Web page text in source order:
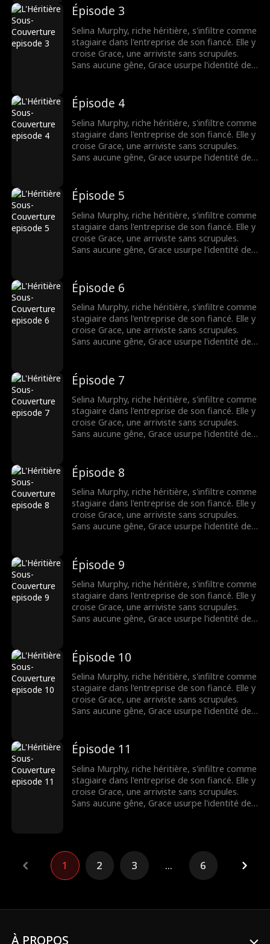
Grace a mal choisi sa cible. La véritable
héritière s'apprête à contre-attaquer.
Épisode 3
Selina Murphy, riche héritière, s'infiltre comme
stagiaire dans l'entreprise de son fiancé. Elle y
croise Grace, une arriviste sans scrupules.
Sans aucune gêne, Grace usurpe l'identité de
Grace a mal choisi sa cible. La véritable
héritière s'apprête à contre-attaquer.
Épisode 4
Selina Murphy, riche héritière, s'infiltre comme
stagiaire dans l'entreprise de son fiancé. Elle y
croise Grace, une arriviste sans scrupules.
Sans aucune gêne, Grace usurpe l'identité de
Grace a mal choisi sa cible. La véritable
héritière s'apprête à contre-attaquer.
Épisode 5
Selina Murphy, riche héritière, s'infiltre comme
stagiaire dans l'entreprise de son fiancé. Elle y
croise Grace, une arriviste sans scrupules.
Sans aucune gêne, Grace usurpe l'identité de
Grace a mal choisi sa cible. La véritable
héritière s'apprête à contre-attaquer.
Épisode 6
Selina Murphy, riche héritière, s'infiltre comme
stagiaire dans l'entreprise de son fiancé. Elle y
croise Grace, une arriviste sans scrupules.
Sans aucune gêne, Grace usurpe l'identité de
Grace a mal choisi sa cible. La véritable
héritière s'apprête à contre-attaquer.
Épisode 7
Selina Murphy, riche héritière, s'infiltre comme
stagiaire dans l'entreprise de son fiancé. Elle y
croise Grace, une arriviste sans scrupules.
Sans aucune gêne, Grace usurpe l'identité de
Grace a mal choisi sa cible. La véritable
héritière s'apprête à contre-attaquer.
Épisode 8
Selina Murphy, riche héritière, s'infiltre comme
stagiaire dans l'entreprise de son fiancé. Elle y
croise Grace, une arriviste sans scrupules.
Sans aucune gêne, Grace usurpe l'identité de
Grace a mal choisi sa cible. La véritable
héritière s'apprête à contre-attaquer.
Épisode 9
Selina Murphy, riche héritière, s'infiltre comme
stagiaire dans l'entreprise de son fiancé. Elle y
croise Grace, une arriviste sans scrupules.
Sans aucune gêne, Grace usurpe l'identité de
Grace a mal choisi sa cible. La véritable
héritière s'apprête à contre-attaquer.
Épisode 10
Selina Murphy, riche héritière, s'infiltre comme
stagiaire dans l'entreprise de son fiancé. Elle y
croise Grace, une arriviste sans scrupules.
Sans aucune gêne, Grace usurpe l'identité de
Grace a mal choisi sa cible. La véritable
héritière s'apprête à contre-attaquer.
Épisode 11
Selina Murphy, riche héritière, s'infiltre comme
stagiaire dans l'entreprise de son fiancé. Elle y
croise Grace, une arriviste sans scrupules.
Sans aucune gêne, Grace usurpe l'identité de
héritière s'apprête à contre-attaquer.
1 2 3 ... 6
À PROPOS